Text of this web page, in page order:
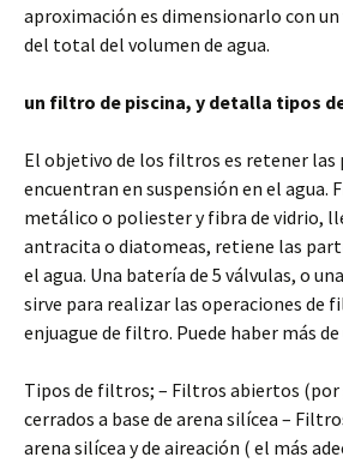
aproximación es dimensionarlo con
del total del volumen de agua.
un filtro de piscina, y detalla tipos
El objetivo de los filtros es retener las
encuentran en suspensión en el agua.
metálico o poliester y fibra de vidrio,
antracita o diatomeas, retiene las
el agua. Una batería de 5 válvulas, o
sirve para realizar las operaciones de
enjuague de filtro. Puede haber más
Tipos de filtros; – Filtros abiertos (por
cerrados a base de arena silícea –
arena silícea y de aireación ( el más